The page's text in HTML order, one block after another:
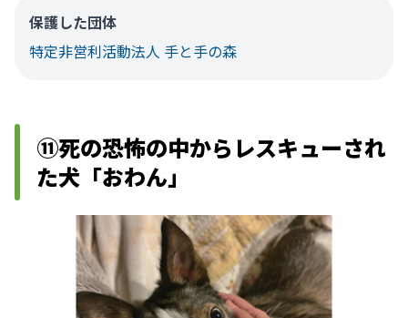
保護した団体
特定非営利活動法人 手と手の森
⑪死の恐怖の中からレスキューされ
た犬「おわん」